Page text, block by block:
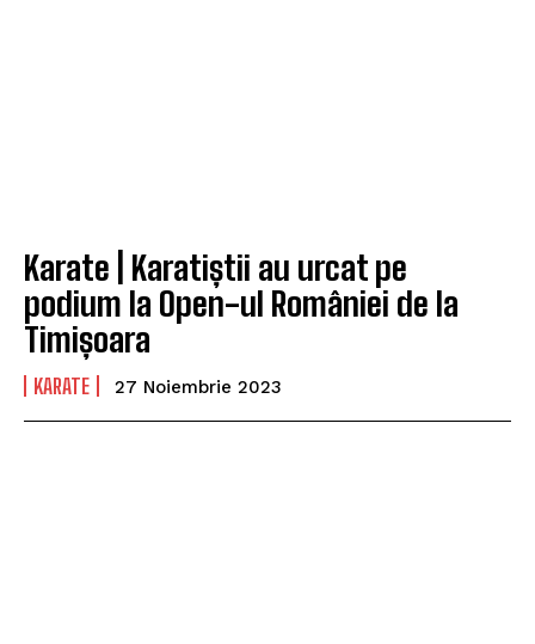
Karate | Karatiștii au urcat pe
podium la Open-ul României de la
Timișoara
KARATE 27 Noiembrie 2023